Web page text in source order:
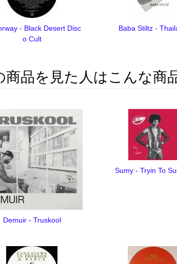
- Black Desert Disc
o Cult
Baba Stiltz -
商品を見た人はこんな商
Demuir - Truskool
Sumy - Tryin To